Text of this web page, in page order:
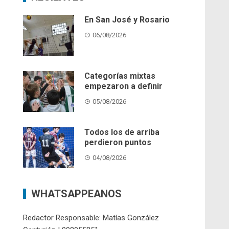
En San José y Rosario
06/08/2026
Categorías mixtas
empezaron a definir
05/08/2026
Todos los de arriba
perdieron puntos
04/08/2026
WHATSAPPEANOS
Redactor Responsable: Matías González